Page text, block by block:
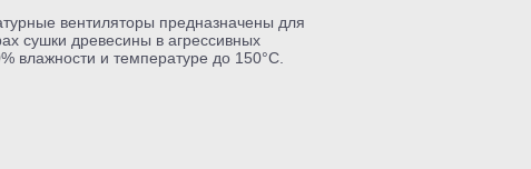
вентиляторы предназначены для
сушки древесины в агрессивных
влажности и температуре до 150°C.